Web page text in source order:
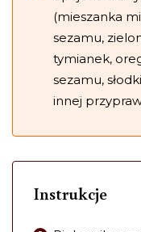
(mieszanka
sezamu,
tymianek,
sezamu,
innej
Instrukcje